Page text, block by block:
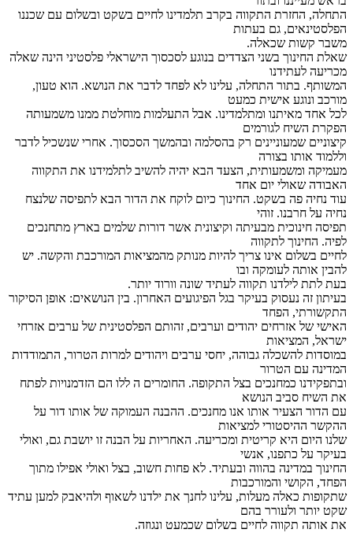
התחלה, החזרת התקווה בקרב תלמדינו לחיים בשקט ובשלום עם שכננו
הפלסטינאים, גם בעתות
משבר קשות שכאלה.
שאלת החינוך בשני הצדדים בנוגע לסכסוך הישראלי פלסטיני הינה שאלה
מכריעה לעתידנו
המשותף. בתור התחלה, עלינו לא לפחד לדבר את הנושא. הוא טעון,
מורכב ונוגע אישית כמעט
לכל אחד מאיתנו ומתלמדינו. אבל התעלמות מוחלטת ממנו משמעותה
הפקרת השיח לגורמים
קיצוניים שמעוניינים רק בהסלמה ובהמשך הסכסוך. אחרי שנשכיל לדבר
וללמוד אותו בצורה
מעמיקה ומשמעותית, הצעד הבא יהיה להשיב לתלמידנו את התקווה
האבודה שאולי יום אחד
עוד נחיה פה בשקט. החינוך כיום לוקח את הדור הבא לתפיסה שלנצח
נחיה על חרבנו. זוהי
תפיסה חינוכית מבעיתה וקיצונית אשר דורות שלמים בארץ מתחנכים
לפיה. החינוך לתקווה
לחיים בשלום אינו צריך להיות מנותק מהמציאות המורכבת והקשה. יש
להבין אותה לעומקה ובו
בעת לתת לילדנו תקווה לעתיד שונה וורוד יותר.
בעיתון זה נעסוק בעיקר בגל הפיגועים האחרון. בין הנושאים: אופן הסיקור
התקשורתי, הפחד
האישי של אזרחים יהודים וערבים, זהותם הפלסטינית של ערבים אזרחי
ישראל, המציאות
במוסדות להשכלה גבוהה, יחסי ערבים ויהודים למרות הטרור, התמודדות
המדינה עם הטרור
ובתפקידנו כמחנכים בצל התקופה. החומרים ה ללו הם הזדמנויות לפתח
את השיח סביב הנושא
עם הדור הצעיר אותו אנו מחנכים. ההבנה העמוקה של אותו דור על
ההקשר ההיסטורי למציאות
שלנו היום היא קריטית ומכריעה. האחריות על הבנה זו יושבת גם, ואולי
בעיקר על כתפנו, אנשי
החינוך במדינה בהווה ובעתיד. לא פחות חשוב, בצל ואולי אפילו מתוך
הפחד, הקושי והמורכבות
שתקופות כאלה מעלות, עלינו לחנך את ילדנו לשאוף ולהיאבק למען עתיד
שקט יותר ולעורר בהם
את אותה תקווה לחיים בשלום שכמעט ונגוזה.